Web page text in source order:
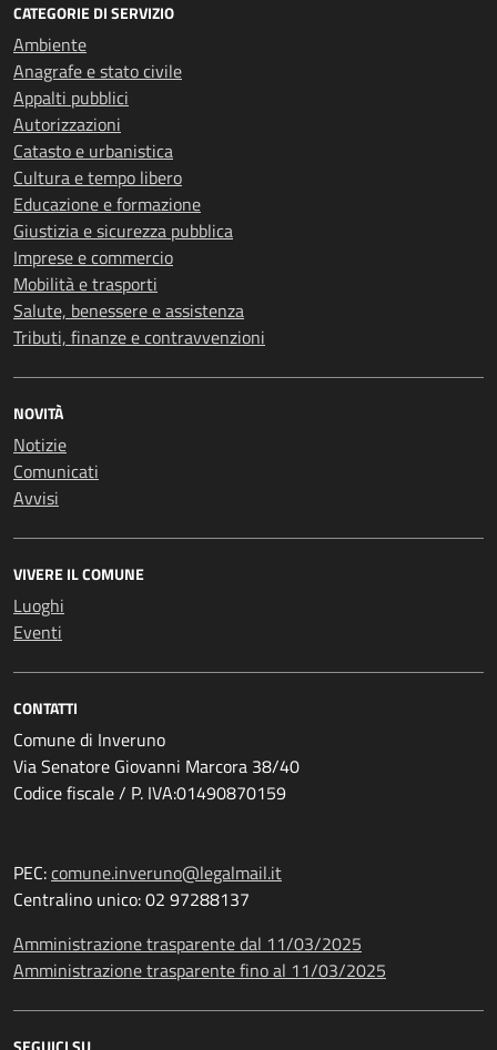
CATEGORIE DI SERVIZIO
Ambiente
Anagrafe e stato civile
Appalti pubblici
Autorizzazioni
Catasto e urbanistica
Cultura e tempo libero
Educazione e formazione
Giustizia e sicurezza pubblica
Imprese e commercio
Mobilità e trasporti
Salute, benessere e assistenza
Tributi, finanze e contravvenzioni
NOVITÀ
Notizie
Comunicati
Avvisi
VIVERE IL COMUNE
Luoghi
Eventi
CONTATTI
Comune di Inveruno
Via Senatore Giovanni Marcora 38/40
Codice fiscale / P. IVA:01490870159
PEC:comune.inveruno@legalmail.it
Centralino unico: 02 97288137
Amministrazione trasparente dal 11/03/2025
Amministrazione trasparente fino al 11/03/2025